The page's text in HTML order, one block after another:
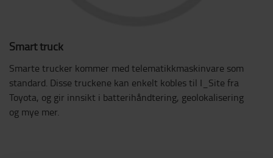
Smart truck
Smarte trucker kommer med telematikkmaskinvare som
standard. Disse truckene kan enkelt kobles til I_Site fra
Toyota, og gir innsikt i batterihåndtering, geolokalisering
og mye mer.